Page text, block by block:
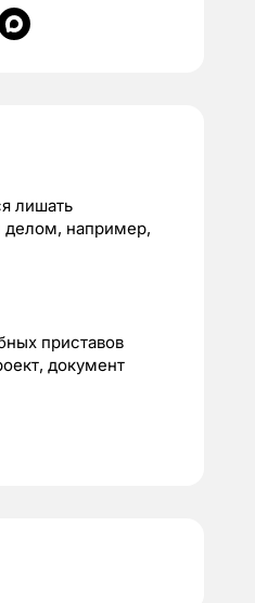
лишать
делом, например,
приставов
документ